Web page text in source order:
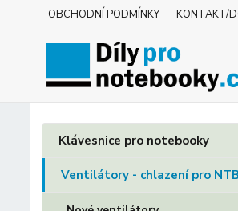
OBCHODNÍ PODMÍNKY KONTAKT/
Klávesnice pro notebooky
Ventilátory - chlazení pro NTB